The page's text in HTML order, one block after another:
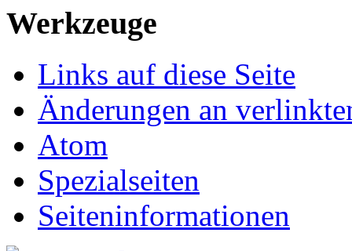
Werkzeuge
Links auf diese Seite
Änderungen an
Atom
Spezialseiten
Seiten­informationen